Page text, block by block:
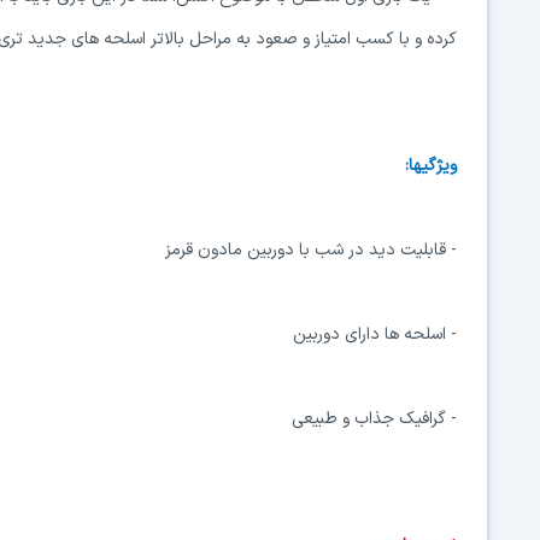
کرده و با کسب امتیاز و صعود به مراحل بالاتر اسلحه های جدید
ویژگیها:
- قابلیت دید در شب با دوربین مادون قرمز
- اسلحه ها دارای دوربین
- گرافیک جذاب و طبیعی